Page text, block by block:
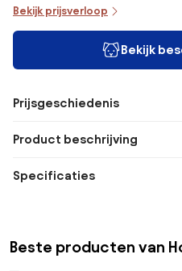
Bekijk prijsverloop
Bekijk
Prijsgeschiedenis
Product beschrijving
Specificaties
Beste producten van